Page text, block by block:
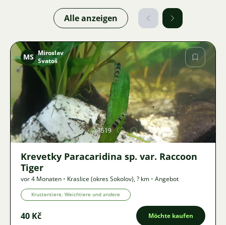
Alle anzeigen
Bild
MS Miroslav
Svatoš
1519
Krevetky Paracaridina sp. var. Raccoon
Tiger
vor 4 Monaten • Kraslice (okres Sokolov),? km • Angebot
Krustentiere, Weichtiere und andere
40 Kč Möchte kaufen